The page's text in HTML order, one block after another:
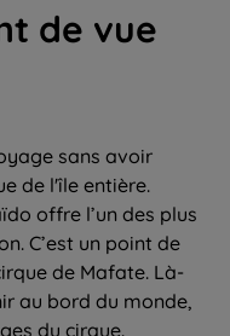
de vue
sans avoir
de l'île entière.
offre l’un des plus
C’est un point de
de Mafate. Là-
au bord du monde,
du cirque.